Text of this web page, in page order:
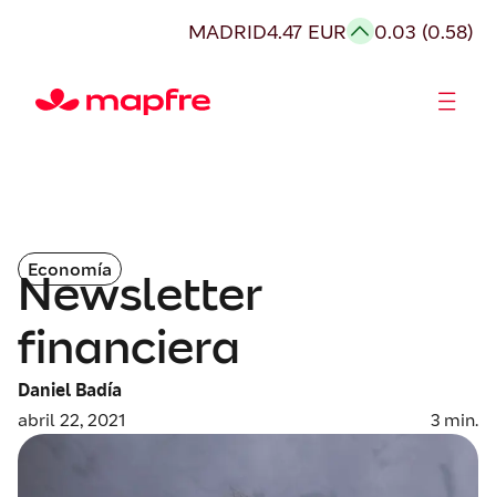
MADRID4.47 EUR 0.03 (0.58)
Economía
Newsletter
financiera
Daniel Badía
abril 22, 2021
3 min.